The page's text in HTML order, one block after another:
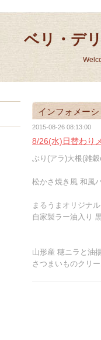
ベリ・デ
インフォメー
2015-08-26 08:13:00
8/26(水)日替わり
ぶり(アラ)大根(雑
松かさ焼き風 和風
まるうまオリジナル
自家製ラー油入り
山形産 穂ニラと油
さつまいものクリ